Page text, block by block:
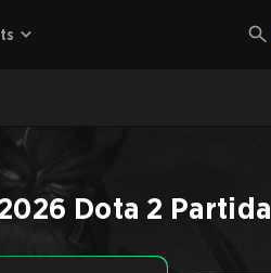
Dota 2 Partida